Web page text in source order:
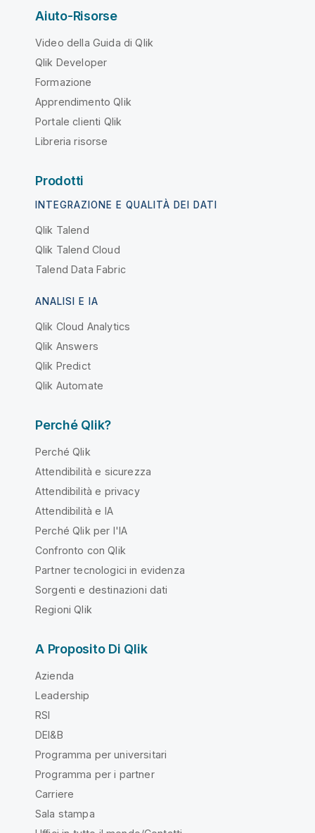
Aiuto-Risorse
Video della Guida di Qlik
Qlik Developer
Formazione
Apprendimento Qlik
Portale clienti Qlik
Libreria risorse
Prodotti
INTEGRAZIONE E QUALITÀ DEI DATI
Qlik Talend
Qlik Talend Cloud
Talend Data Fabric
ANALISI E IA
Qlik Cloud Analytics
Qlik Answers
Qlik Predict
Qlik Automate
Perché Qlik?
Perché Qlik
Attendibilità e sicurezza
Attendibilità e privacy
Attendibilità e IA
Perché Qlik per l'IA
Confronto con Qlik
Partner tecnologici in evidenza
Sorgenti e destinazioni dati
Regioni Qlik
A Proposito Di Qlik
Azienda
Leadership
RSI
DEI&B
Programma per universitari
Programma per i partner
Carriere
Sala stampa